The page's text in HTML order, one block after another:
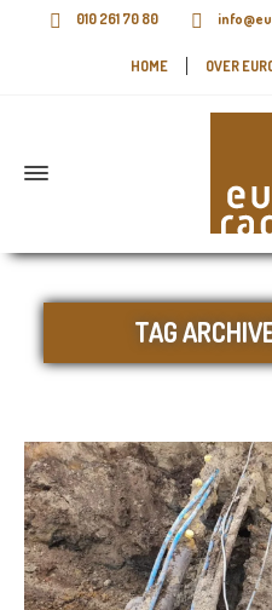
010 261 70 80
HOME OVER
TAG